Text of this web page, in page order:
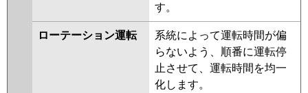
す。
ローテーション運転
系統によって運転時間が偏
らないよう、順番に運転停
止させて、運転時間を均一
化します。